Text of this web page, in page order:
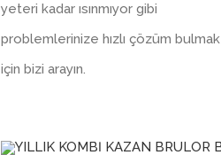
yeteri kadar ısınmıyor gibi
problemlerinize hızlı çözüm bulmak
için bizi arayın.